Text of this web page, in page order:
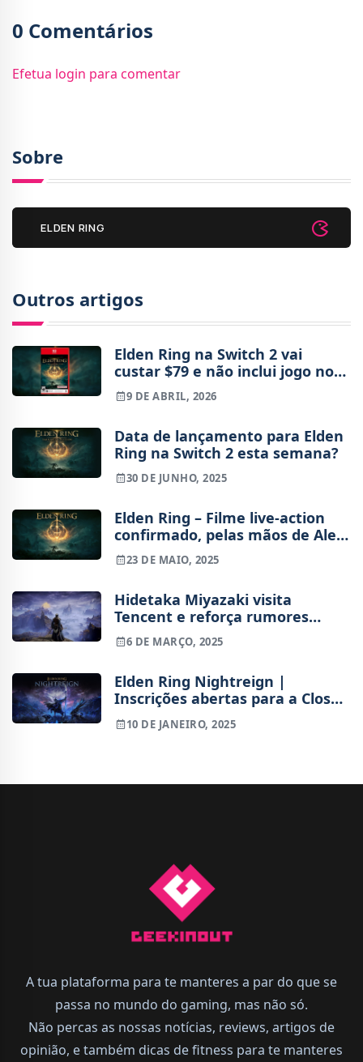
0 Comentários
Efetua login para comentar
Sobre
ELDEN RING
Outros artigos
Elden Ring na Switch 2 vai
custar $79 e não inclui jogo no
cartucho
9 DE ABRIL, 2026
Data de lançamento para Elden
Ring na Switch 2 esta semana?
30 DE JUNHO, 2025
Elden Ring – Filme live-action
confirmado, pelas mãos de Alex
Garland
23 DE MAIO, 2025
Hidetaka Miyazaki visita
Tencent e reforça rumores
sobre Elden Ring Mobile
6 DE MARÇO, 2025
Elden Ring Nightreign |
Inscrições abertas para a Closed
Network Test, confere também
os horários
10 DE JANEIRO, 2025
A tua plataforma para te manteres a par do que se
passa no mundo do gaming, mas não só.
Não percas as nossas notícias, reviews, artigos de
opinião, e também dicas de fitness para te manteres